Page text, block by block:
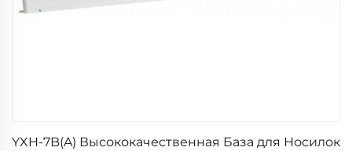
YXH-7B(A) Высококачественная База для Носилок